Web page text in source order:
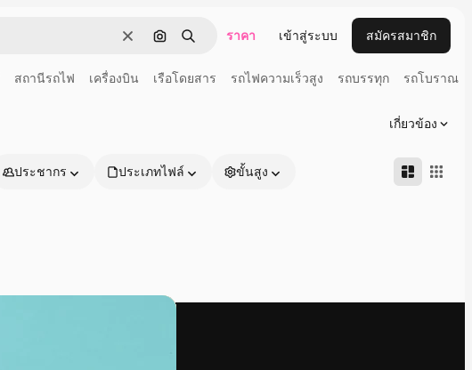
ชัดเจนค้นหาตามรูปภาพ
ค้นหา ราคา เข้าสู่ระบบ สมัครสมาชิก
สถานีรถไฟ เครื่องบิน เรือโดยสาร รถไฟความเร็วสูง รถบรรทุก รถโบราณ
เกี่ยวข้อง
ประชากร ประเภทไฟล์ ขั้นสูง